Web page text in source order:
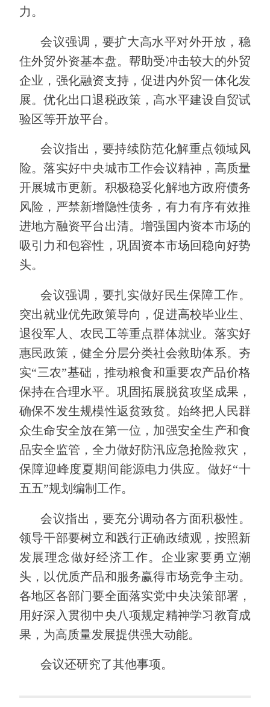
力。
会议强调，要扩大高水平对外开放，稳
住外贸外资基本盘。帮助受冲击较大的外贸
企业，强化融资支持，促进内外贸一体化发
展。优化出口退税政策，高水平建设自贸试
验区等开放平台。
会议指出，要持续防范化解重点领域风
险。落实好中央城市工作会议精神，高质量
开展城市更新。积极稳妥化解地方政府债务
风险，严禁新增隐性债务，有力有序有效推
进地方融资平台出清。增强国内资本市场的
吸引力和包容性，巩固资本市场回稳向好势
头。
会议强调，要扎实做好民生保障工作。
突出就业优先政策导向，促进高校毕业生、
退役军人、农民工等重点群体就业。落实好
惠民政策，健全分层分类社会救助体系。夯
实“三农”基础，推动粮食和重要农产品价格
保持在合理水平。巩固拓展脱贫攻坚成果，
确保不发生规模性返贫致贫。始终把人民群
众生命安全放在第一位，加强安全生产和食
品安全监管，全力做好防汛应急抢险救灾，
保障迎峰度夏期间能源电力供应。做好“十
五五”规划编制工作。
会议指出，要充分调动各方面积极性。
领导干部要树立和践行正确政绩观，按照新
发展理念做好经济工作。企业家要勇立潮
头，以优质产品和服务赢得市场竞争主动。
各地区各部门要全面落实党中央决策部署，
用好深入贯彻中央八项规定精神学习教育成
果，为高质量发展提供强大动能。
会议还研究了其他事项。